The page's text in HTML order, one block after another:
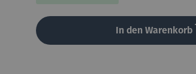
In den Warenkorb